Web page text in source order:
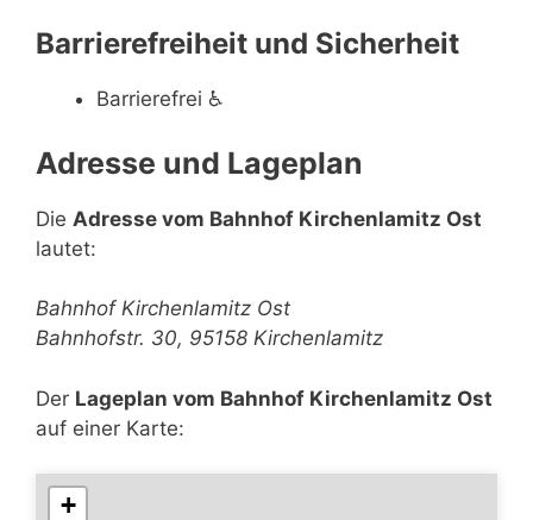
Barrierefreiheit und Sicherheit
Barrierefrei ♿
Adresse und Lageplan
Die Adresse vom Bahnhof Kirchenlamitz Ost
lautet:
Bahnhof Kirchenlamitz Ost
Bahnhofstr. 30, 95158 Kirchenlamitz
Der Lageplan vom Bahnhof Kirchenlamitz Ost
auf einer Karte:
+